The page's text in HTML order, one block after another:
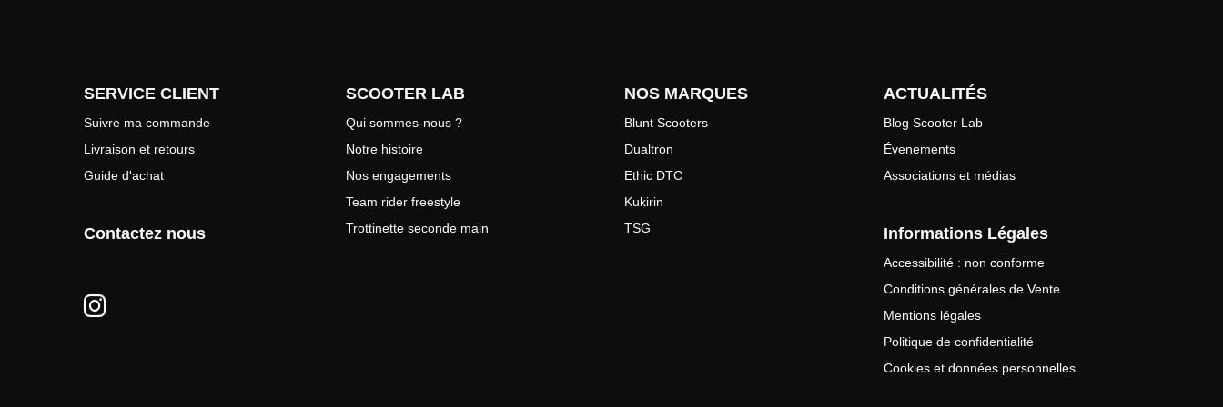
SERVICE CLIENT
Suivre ma commande
Livraison et retours
Guide d'achat
Contactez nous
SCOOTER LAB
Qui sommes-nous ?
Notre histoire
Nos engagements
Team rider freestyle
Trottinette seconde main
NOS MARQUES
Blunt Scooters
Dualtron
Ethic DTC
Kukirin
TSG
ACTUALITÉS
Blog Scooter Lab
Évenements
Associations et médias
Informations Légales
Accessibilité : non conforme
Conditions générales de Vente
Mentions légales
Politique de confidentialité
Cookies et données personnelles